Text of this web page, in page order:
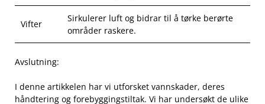
Vifter
Sirkulerer luft og bidrar til‌ å tørke berørte
områder⁢ raskere.
Avslutning:
I denne artikkelen har vi utforsket vannskader, deres
håndtering og forebyggingstiltak. Vi ⁣har⁢ undersøkt de ulike